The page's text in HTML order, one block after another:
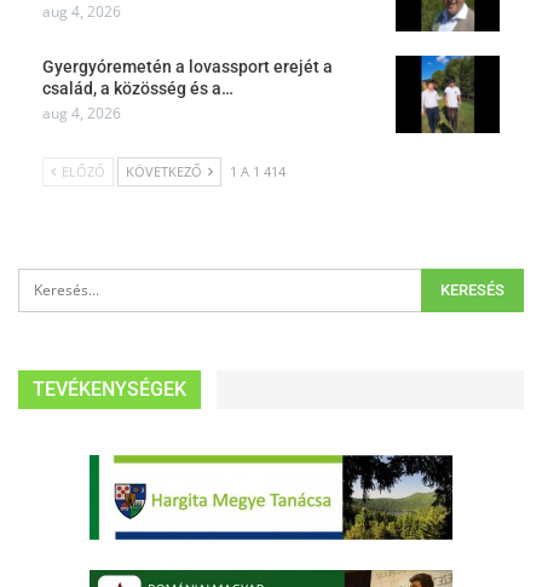
aug 4, 2026
Gyergyóremetén a lovassport erejét a
család, a közösség és a…
aug 4, 2026
ELŐZŐ KÖVETKEZŐ 1 A 1 414
TEVÉKENYSÉGEK